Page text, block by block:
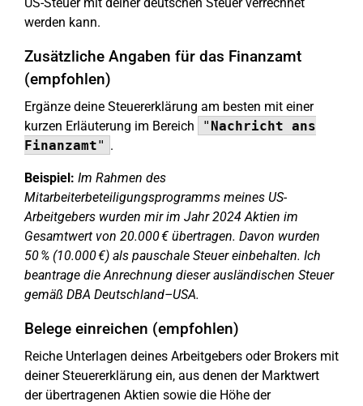
werden kann.
Zusätzliche Angaben für das Finanzamt
(empfohlen)
Ergänze deine Steuererklärung am besten mit einer
kurzen Erläuterung im Bereich
" Nachricht ans
Finanzamt" .
Beispiel: Im Rahmen des
Mitarbeiterbeteiligungsprogramms meines US-
Arbeitgebers wurden mir im Jahr 2024 Aktien im
Gesamtwert von 20.000 € übertragen. Davon wurden
50 % (10.000 €) als pauschale Steuer einbehalten. Ich
beantrage die Anrechnung dieser ausländischen Steuer
gemäß DBA Deutschland–USA.
Belege einreichen (empfohlen)
Reiche Unterlagen deines Arbeitgebers oder Brokers mit
deiner Steuererklärung ein, aus denen der Marktwert
der übertragenen Aktien sowie die Höhe der